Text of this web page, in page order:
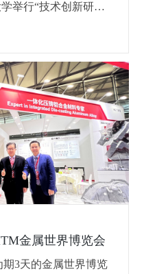
举行“技术创新研
中集团创始人、管理
长张乐贤博士分別在
表示祝贺，希望双方
泰国社会经济发展做出
金属世界博览会
期3天的金属世界博览